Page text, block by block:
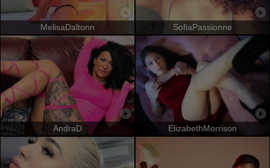
MelisaDaltonn SofiaPassionne
AndraD ElizabethMorrison